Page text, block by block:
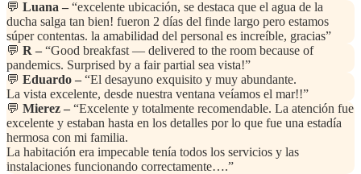
💬 Luana – “excelente ubicación, se destaca que el agua de la
ducha salga tan bien! fueron 2 días del finde largo pero estamos
súper contentas. la amabilidad del personal es increíble, gracias”
💬 R – “Good breakfast — delivered to the room because of
pandemics. Surprised by a fair partial sea vista!”
💬 Eduardo – “El desayuno exquisito y muy abundante.
La vista excelente, desde nuestra ventana veíamos el mar!!”
💬 Mierez – “Excelente y totalmente recomendable. La atención fue
excelente y estaban hasta en los detalles por lo que fue una estadía
hermosa con mi familia.
La habitación era impecable tenía todos los servicios y las
instalaciones funcionando correctamente….”